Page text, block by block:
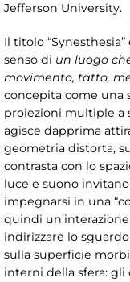
Jefferson University.
Il titolo
senso di un luogo
movimento, tatto,
concepita come una
proiezioni multiple a
agisce dapprima
geometria distorta,
contrasta con lo
luce e suono invitano
impegnarsi in una
quindi
indirizzare lo
sulla superficie
interni della sfera: gli